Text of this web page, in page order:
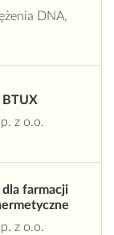
DNA,
z o.o.
farmacji
z o.o.